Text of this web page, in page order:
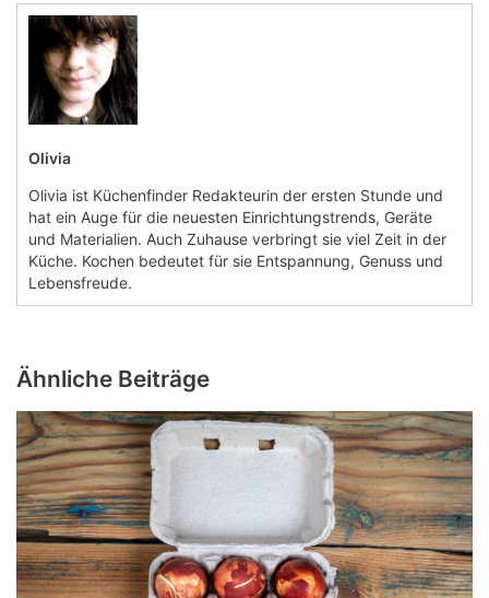
Olivia
Olivia ist Küchenfinder Redakteurin der ersten Stunde und
hat ein Auge für die neuesten Einrichtungstrends, Geräte
und Materialien. Auch Zuhause verbringt sie viel Zeit in der
Küche. Kochen bedeutet für sie Entspannung, Genuss und
Lebensfreude.
Ähnliche Beiträge